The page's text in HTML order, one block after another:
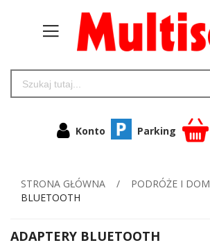
Konto Parking
STRONA GŁÓWNA PODRÓŻE I DOM
BLUETOOTH
ADAPTERY BLUETOOTH